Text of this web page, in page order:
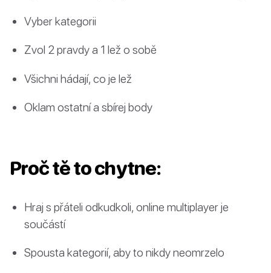
Vyber kategorii
Zvol 2 pravdy a 1 lež o sobě
Všichni hádají, co je lež
Oklam ostatní a sbírej body
Proč tě to chytne:
Hraj s přáteli odkudkoli, online multiplayer je
součástí
Spousta kategorií, aby to nikdy neomrzelo